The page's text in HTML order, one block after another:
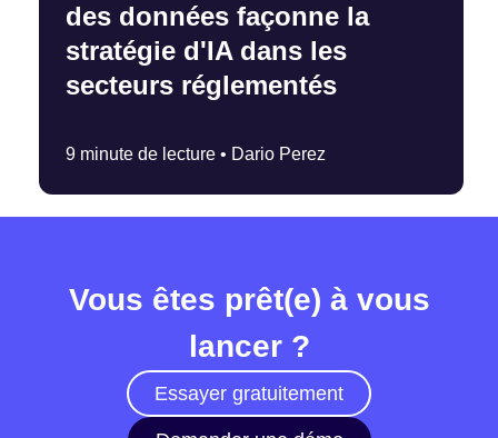
des données façonne la
stratégie d'IA dans les
secteurs réglementés
9 minute de lecture • Dario Perez
Vous êtes prêt(e) à vous
lancer ?
Essayer gratuitement